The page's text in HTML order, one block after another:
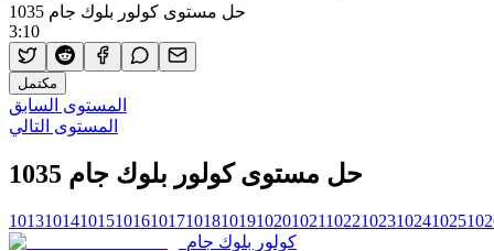
حل مستوى كولور بلوك جام 1035
3:10
مكتمل
المستوى السابق
المستوى التالي
حل مستوى كولور بلوك جام 1035
1013101410151016101710181019102010211022102310241025
كولور بلوك جام